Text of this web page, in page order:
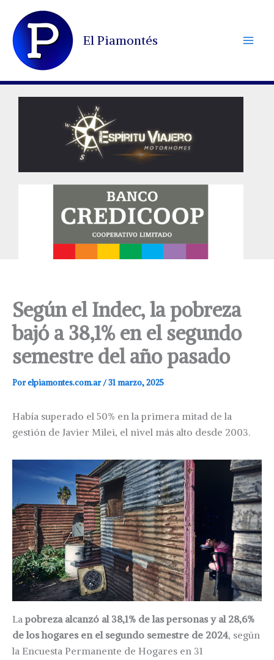
contenido
El Piamontés
Según el Indec, la pobreza
bajó a 38,1% en el segundo
semestre del año pasado
Porelpiamontes.com.ar/31 marzo, 2025
Había superado el 50% en la primera mitad de la
gestión de Javier Milei, el nivel más alto desde 2003.
Lapobreza alcanzó al 38,1% de las personas y al 28,6%
de los hogares en el segundo semestre de 2024, según
la Encuesta Permanente de Hogares en 31